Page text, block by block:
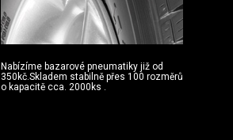
Nabízíme bazarové pneumatiky již od
350kč.Skladem stabilně přes 100 rozměrů
o kapacitě cca. 2000ks .